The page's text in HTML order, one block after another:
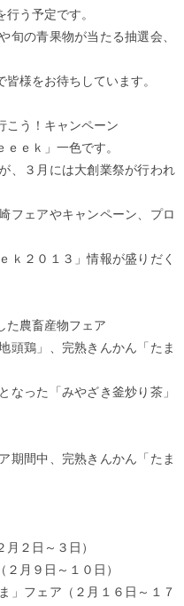
予定です。
果物が当たる抽選会、
お待ちしています。
う！キャンペーン
ｅｋ」一色です。
３月には大創業祭が行われ
ェアやキャンペーン、プロ
２０１３」情報が盛りだく
畜産物フェア
」、完熟きんかん「たま
た「みやざき釜炒り茶」
中、完熟きんかん「たま
日～３日）
９日～１０日）
ェア（２月１６日～１７